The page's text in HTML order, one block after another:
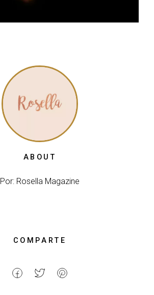
ABOUT
Por: Rosella Magazine
COMPARTE